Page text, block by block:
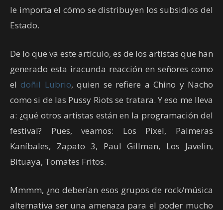
le importa el cómo se distribuyen los subsidios del
Estado.
De lo que va este artículo, es de los artistas que han
generado esta iracunda reacción en señores como
eldoñil Lubrio, quien se refiere a Chino y Nacho
como si de las Pussy Riots se tratara. Y eso me lleva
a: ¿qué otros artistas están en la programación del
festival? Pues, veamos: Los Pixel, Palmeras
Kaníbales, Zapato 3, Paul Gillman, Los Javelin,
Bituaya, Tomates Fritos.
Mmmm, ¿no deberían esos grupos de rock/música
alternativa ser una amenaza para el poder mucho